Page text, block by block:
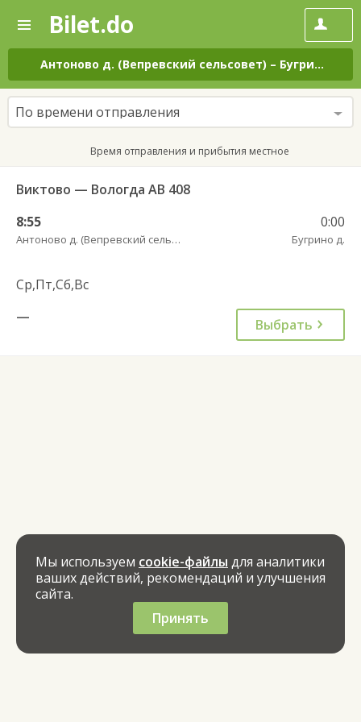
—
Поиск
и
покупка
билетов
на
автобус
онлайн
Bilet.do
Антоново д. (Вепревский сельсовет) – Бугрино д.
По времени отправления
Время отправления и прибытия местное
Виктово — Вологда АВ 408
8:55
Антоново д. (Вепревский сельсовет)
0:00
Бугрино д.
Ср,Пт,Сб,Вс
—
Выбрать
Мы используем cookie-файлы для аналитики
ваших действий, рекомендаций и улучшения
сайта.
Принять